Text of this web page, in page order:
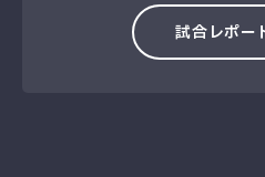
試合レポー